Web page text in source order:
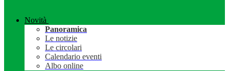
Novità
Panoramica
Le notizie
Le circolari
Calendario eventi
Albo online